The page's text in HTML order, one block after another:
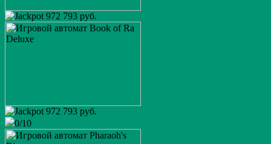
972 793 руб.
972 793 руб.
0/10
osobist